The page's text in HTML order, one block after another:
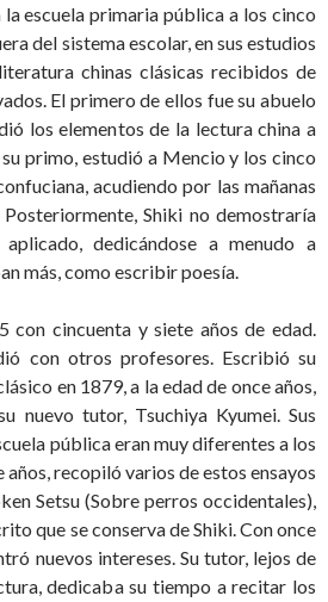
escuela primaria pública a los cinco
del sistema escolar, en sus estudios
chinas clásicas recibidos de
El primero de ellos fue su abuelo
los elementos de la lectura china a
primo, estudió a Mencio y los cinco
acudiendo por las mañanas
Shiki no demostraría
dedicándose a menudo a
más, como escribir poesía.
con cincuenta y siete años de edad.
con otros profesores. Escribió su
en 1879, a la edad de once años,
nuevo tutor, Tsuchiya Kyumei. Sus
pública eran muy diferentes a los
años, recopiló varios de estos ensayos
Setsu (Sobre perros occidentales),
que se conserva de Shiki. Con once
nuevos intereses. Su tutor, lejos de
dedicaba su tiempo a recitar los